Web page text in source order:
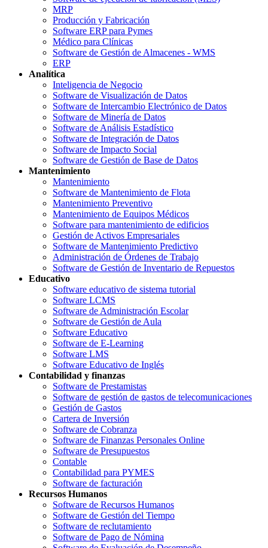
MRP
Producción y Fabricación
Software ERP para Pymes
Médico para Clínicas
Software de Gestión de Almacenes - WMS
ERP
Analítica
Inteligencia de Negocio
Software de Visualización de Datos
Software de Intercambio Electrónico de Datos
Software de Minería de Datos
Software de Análisis Estadístico
Software de Integración de Datos
Software de Impacto Social
Software de Gestión de Base de Datos
Mantenimiento
Mantenimiento
Software de Mantenimiento de Flota
Mantenimiento Preventivo
Mantenimiento de Equipos Médicos
Software para mantenimiento de edificios
Gestión de Activos Empresariales
Software de Mantenimiento Predictivo
Administración de Órdenes de Trabajo
Software de Gestión de Inventario de Repuestos
Educativo
Software educativo de sistema tutorial
Software LCMS
Software de Administración Escolar
Software de Gestión de Aula
Software Educativo
Software de E-Learning
Software LMS
Software Educativo de Inglés
Contabilidad y finanzas
Software de Prestamistas
Software de gestión de gastos de telecomunicaciones
Gestión de Gastos
Cartera de Inversión
Software de Cobranza
Software de Finanzas Personales Online
Software de Presupuestos
Contable
Contabilidad para PYMES
Software de facturación
Recursos Humanos
Software de Recursos Humanos
Software de Gestión del Tiempo
Software de reclutamiento
Software de Pago de Nómina